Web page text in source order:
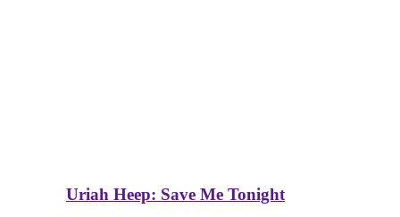
Uriah Heep: Save Me Tonight